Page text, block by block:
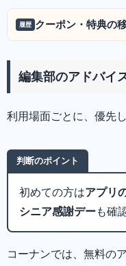
履歴 クーポン・特典の
編集部のアドバイ
利用場面ごとに、優先
判断のポイント
初めての方はアプリ
シニア感謝デーも確
コーナンでは、無料の